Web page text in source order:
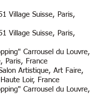
Village Suisse, Paris,
Village Suisse, Paris,
Carrousel du Louvre,
Paris, France
Artistique, Art Faire,
Loir, France
Carrousel du Louvre,